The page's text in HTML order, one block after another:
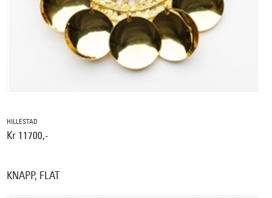
HILLESTAD
Kr 11700,-
KNAPP, FLAT